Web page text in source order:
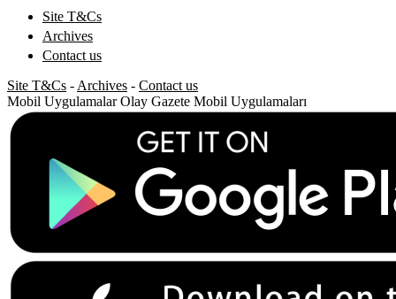
Site T&Cs
Archives
Contact us
Site T&Cs - Archives - Contact us
Mobil Uygulamalar Olay Gazete Mobil Uygulamaları